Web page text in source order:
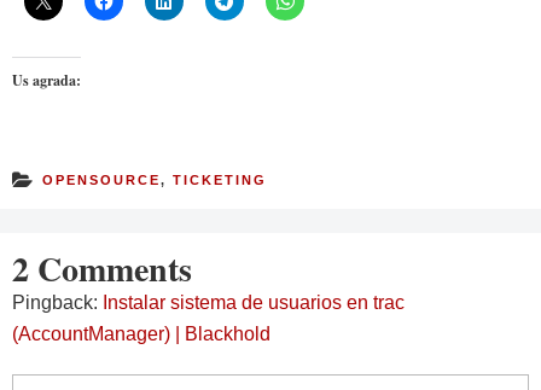
Us agrada:
OPENSOURCE, TICKETING
2 Comments
Pingback: Instalar sistema de usuarios en trac
(AccountManager) | Blackhold